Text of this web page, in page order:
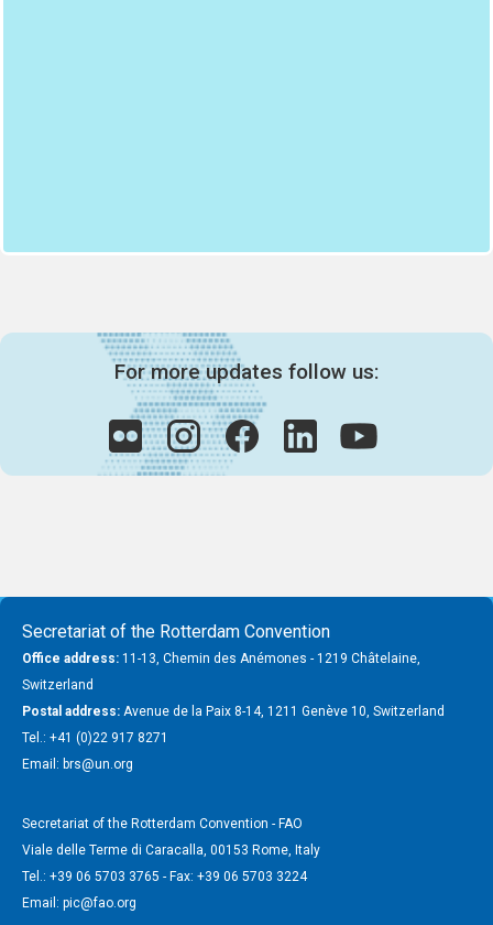
For more updates follow us:
Secretariat of the Rotterdam Convention
Office address: 11-13, Chemin des Anémones - 1219 Châtelaine,
Switzerland
Postal address: Avenue de la Paix 8-14, 1211 Genève 10, Switzerland
Tel.: +41 (0)22 917 8271
Email: brs@un.org
Secretariat of the Rotterdam Convention - FAO
Viale delle Terme di Caracalla, 00153 Rome, Italy
Tel.: +39 06 5703 3765 - Fax: +39 06 5703 3224
Email: pic@fao.org